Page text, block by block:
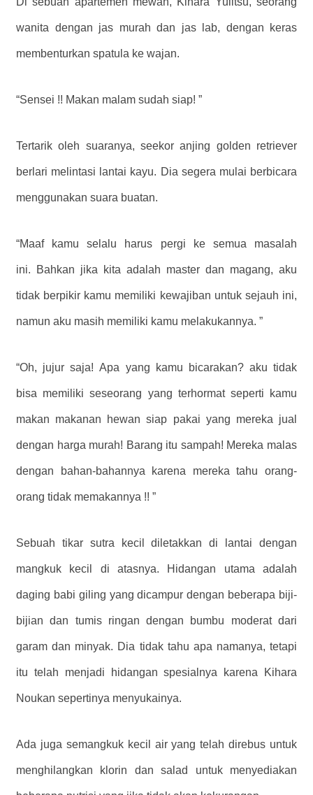
wanita dengan jas murah dan jas lab, dengan keras
membenturkan spatula ke wajan.
“Sensei !! Makan malam sudah siap! ”
Tertarik oleh suaranya, seekor anjing golden retriever
berlari melintasi lantai kayu. Dia segera mulai berbicara
menggunakan suara buatan.
“Maaf kamu selalu harus pergi ke semua masalah
ini. Bahkan jika kita adalah master dan magang, aku
tidak berpikir kamu memiliki kewajiban untuk sejauh ini,
namun aku masih memiliki kamu melakukannya. ”
“Oh, jujur ​​saja! Apa yang kamu bicarakan? aku tidak
bisa memiliki seseorang yang terhormat seperti kamu
makan makanan hewan siap pakai yang mereka jual
dengan harga murah! Barang itu sampah! Mereka malas
dengan bahan-bahannya karena mereka tahu orang-
orang tidak memakannya !! ”
Sebuah tikar sutra kecil diletakkan di lantai dengan
mangkuk kecil di atasnya. Hidangan utama adalah
daging babi giling yang dicampur dengan beberapa biji-
bijian dan tumis ringan dengan bumbu moderat dari
garam dan minyak. Dia tidak tahu apa namanya, tetapi
itu telah menjadi hidangan spesialnya karena Kihara
Noukan sepertinya menyukainya.
Ada juga semangkuk kecil air yang telah direbus untuk
menghilangkan klorin dan salad untuk menyediakan